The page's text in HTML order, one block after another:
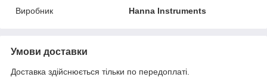
Виробник
Hanna Instruments
Умови доставки
Доставка здійснюється тільки по передоплаті.